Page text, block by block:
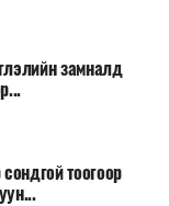
замналд
тоогоор